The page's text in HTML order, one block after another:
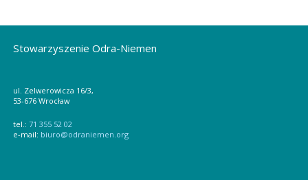
Stowarzyszenie Odra-Niemen
ul. Zelwerowicza 16/3,
53-676 Wrocław
tel.: 71 355 52 02
e-mail: biuro@odraniemen.org